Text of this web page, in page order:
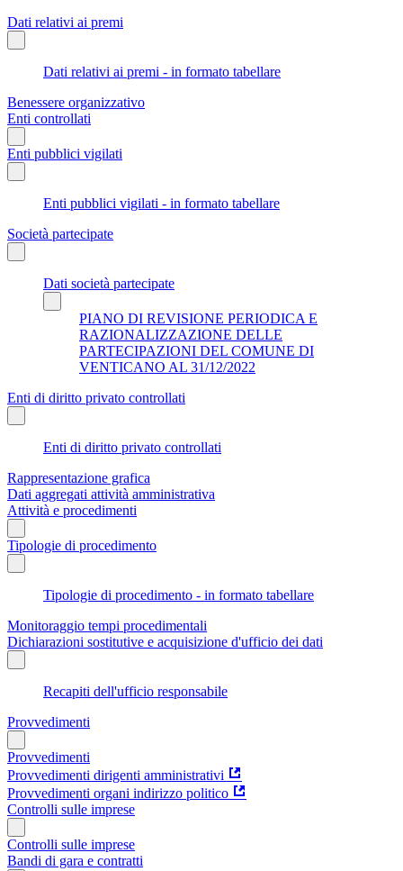
Dati relativi ai premi
Dati relativi ai premi - in formato tabellare
Benessere organizzativo
Enti controllati
Enti pubblici vigilati
Enti pubblici vigilati - in formato tabellare
Società partecipate
Dati società partecipate
PIANO DI REVISIONE PERIODICA E
RAZIONALIZZAZIONE DELLE
PARTECIPAZIONI DEL COMUNE DI
VENTICANO AL 31/12/2022
Enti di diritto privato controllati
Enti di diritto privato controllati
Rappresentazione grafica
Dati aggregati attività amministrativa
Attività e procedimenti
Tipologie di procedimento
Tipologie di procedimento - in formato tabellare
Monitoraggio tempi procedimentali
Dichiarazioni sostitutive e acquisizione d'ufficio dei dati
Recapiti dell'ufficio responsabile
Provvedimenti
Provvedimenti
Provvedimenti dirigenti amministrativi
Provvedimenti organi indirizzo politico
Controlli sulle imprese
Controlli sulle imprese
Bandi di gara e contratti